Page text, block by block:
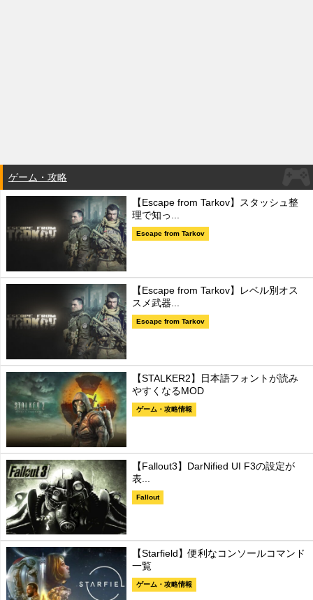
ゲーム・攻略
【Escape from Tarkov】スタッシュ整
理で知っ...
Escape from Tarkov
【Escape from Tarkov】レベル別オス
スメ武器...
Escape from Tarkov
【STALKER2】日本語フォントが読み
やすくなるMOD
ゲーム・攻略情報
【Fallout3】DarNified UI F3の設定が
表...
Fallout
【Starfield】便利なコンソールコマンド
一覧
ゲーム・攻略情報